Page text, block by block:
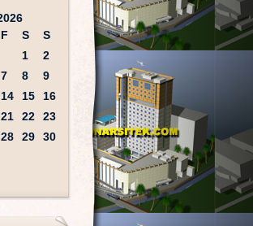
F S S
1
2
7 8
9
14 15
16
21 22
23
28 29
30